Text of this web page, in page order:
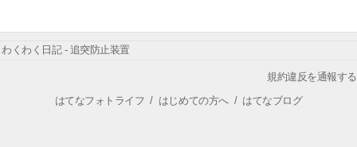
わくわく日記 - 追突防止装置
規約違反を通報する
はてなフォトライフ / はじめての方へ/ はてなブログ